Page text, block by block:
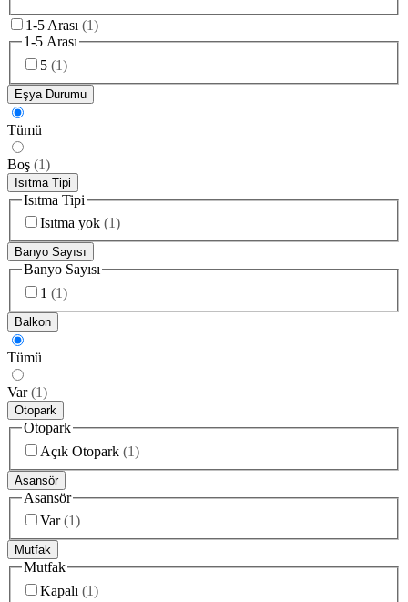
1-5 Arası (1)
1-5 Arası
5 (1)
Eşya Durumu
Tümü
Boş (1)
Isıtma Tipi
Isıtma Tipi
Isıtma yok (1)
Banyo Sayısı
Banyo Sayısı
1 (1)
Balkon
Tümü
Var (1)
Otopark
Otopark
Açık Otopark (1)
Asansör
Asansör
Var (1)
Mutfak
Mutfak
Kapalı (1)